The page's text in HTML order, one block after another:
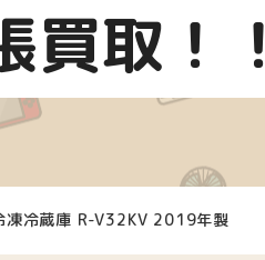
買取！！
凍冷蔵庫 R-V32KV 2019年製